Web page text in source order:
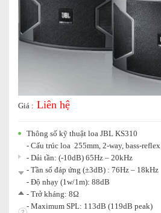
Giá : Liên hệ
Thông số kỹ thuật loa JBL KS310
- Cấu trúc loa 255mm, 2-way, bass-reflex
- Dải tần: (-10dB) 65Hz – 20kHz
- Tần số đáp ứng (±3dB) : 76Hz – 18kHz
- Độ nhạy (1w/1m): 88dB
- Trở kháng: 8Ω
- Maximum SPL: 113dB (119dB peak)